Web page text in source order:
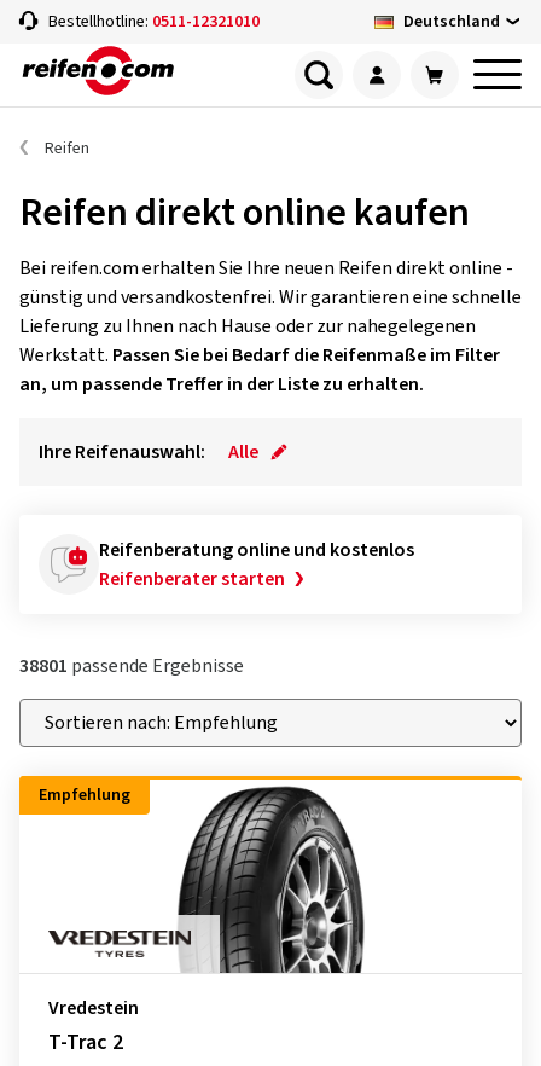
Bestellhotline: 0511-12321010 Deutschland
Reifen
Reifen direkt online kaufen
Bei reifen.com erhalten Sie Ihre neuen Reifen direkt online -
günstig und versandkostenfrei. Wir garantieren eine schnelle
Lieferung zu Ihnen nach Hause oder zur nahegelegenen
Werkstatt. Passen Sie bei Bedarf die Reifenmaße im Filter
an, um passende Treffer in der Liste zu erhalten.
Ihre Reifenauswahl: Alle
Reifenberatung online und kostenlos
Reifenberater starten
38801 passende Ergebnisse
Empfehlung
Vredestein
T-Trac 2